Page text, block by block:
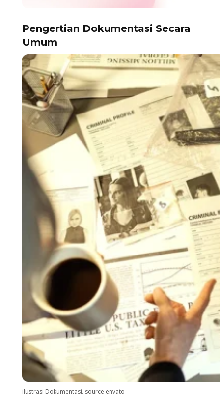
Pengertian Dokumentasi Secara
Umum
ilustrasi Dokumentasi. source envato